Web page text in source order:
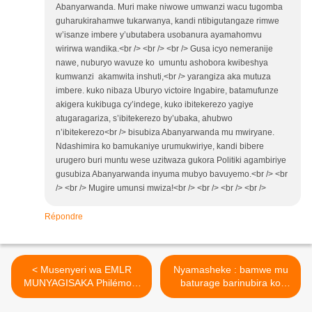
Abanyarwanda. Muri make niwowe umwanzi wacu tugomba
guharukirahamwe tukarwanya, kandi ntibigutangaze rimwe
w’isanze imbere y’ubutabera usobanura ayamahomvu
wirirwa wandika.<br /> <br /> <br /> Gusa icyo nemeranije
nawe, nuburyo wavuze ko umuntu ashobora kwibeshya
kumwanzi akamwita inshuti,<br /> yarangiza aka mutuza
imbere. kuko nibaza Uburyo victoire Ingabire, batamufunze
akigera kukibuga cy’indege, kuko ibitekerezo yagiye
atugaragariza, s’ibitekerezo by’ubaka, ahubwo
n’ibitekerezo<br /> bisubiza Abanyarwanda mu mwiryane.
Ndashimira ko bamukaniye urumukwiriye, kandi bibere
urugero buri muntu wese uzitwaza gukora Politiki agambiriye
gusubiza Abanyarwanda inyuma mubyo bavuyemo.<br /> <br
/> <br /> Mugire umunsi mwiza!<br /> <br /> <br /> <br />
Répondre
< Musenyeri wa EMLR
MUNYAGISAKA Philémon,
ari mubazira ubugome
Nyamasheke : bamwe mu
baturage barinubira ko
bambuwe ubutaka